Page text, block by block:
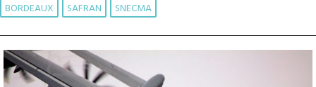
BORDEAUX SAFRAN SNECMA